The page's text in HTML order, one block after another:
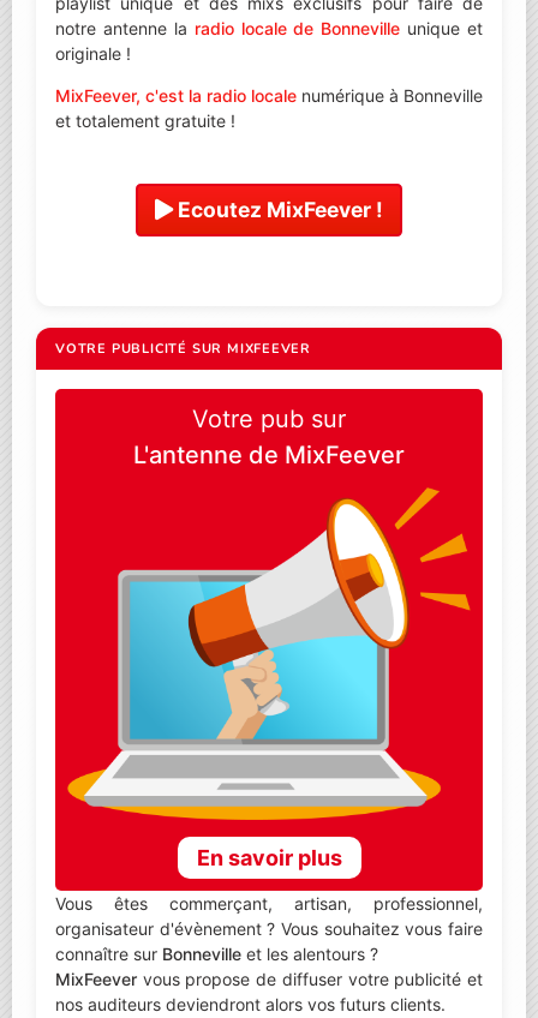
notre antenne la radio locale de Bonneville unique et
originale !
MixFeever, c'est la radio locale numérique à Bonneville
et totalement gratuite !
Ecoutez MixFeever !
VOTRE PUBLICITÉ SUR MIXFEEVER
Votre pub sur
L'antenne de MixFeever
En savoir plus
Vous êtes commerçant, artisan, professionnel,
organisateur d'évènement ? Vous souhaitez vous faire
connaître sur Bonneville et les alentours ?
MixFeever vous propose de diffuser votre publicité et
nos auditeurs deviendront alors vos futurs clients.